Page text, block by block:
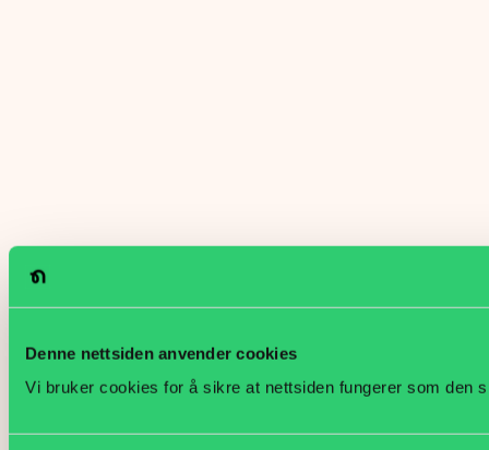
Denne nettsiden anvender cookies
Vi bruker cookies for å sikre at nettsiden fungerer som den